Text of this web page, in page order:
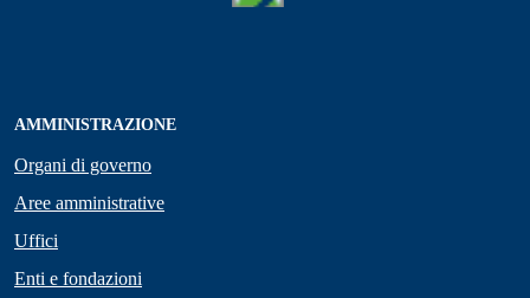
AMMINISTRAZIONE
Organi di governo
Aree amministrative
Uffici
Enti e fondazioni